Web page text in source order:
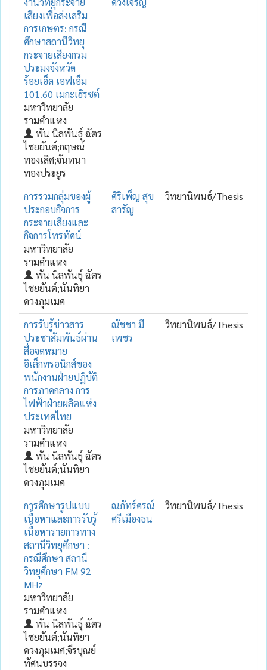
เสียงเพื่อส่งเสริม
การเกษตร: กรณี
ศึกษาสถานีวิทยุ
กระจายเสียงกรม
ประมงจังหวัด
ร้อยเอ็ด เอฟเอ็ม
101.60 เมกะเฮิรซต์
มหาวิทยาลัย
รามคำแหง
พัน นิลพันธุ์ ฉัตร
ไชยยันต์;กฤษณ์
ทองเลิศ;จันทนา
ทองประยูร
การรวมกลุ่มของผู้
ประกอบกิจการ
กระจายเสียงและ
กิจการโทรทัศน์
มหาวิทยาลัย
รามคำแหง
พัน นิลพันธุ์ ฉัตร
ไชยยันต์;นันทิยา
ดวงภุมเมศ
ศิริเพ็ญ สุข
สารัญ
วิทยานิพนธ์/Thesis
การรับรู้ข่าวสาร
ประชาสัมพันธ์ผ่าน
สื่อจดหมาย
อิเล็กทรอนิกส์ของ
พนักงานฝ่ายปฏิบัติ
การภาคกลาง การ
ไฟฟ้าฝ่ายผลิตแห่ง
ประเทศไทย
มหาวิทยาลัย
รามคำแหง
พัน นิลพันธุ์ ฉัตร
ไชยยันต์;นันทิยา
ดวงภุมเมศ
ณัชชา มี
เพชร
วิทยานิพนธ์/Thesis
การศึกษารูปแบบ
เนื้อหาและการรับรู้
เนื้อหารายการทาง
สถานีวิทยุศึกษา :
กรณีศึกษา สถานี
วิทยุศึกษา FM 92
MHz
มหาวิทยาลัย
รามคำแหง
พัน นิลพันธุ์ ฉัตร
ไชยยันต์;นันทิยา
ดวงภุมเมศ;จีรบุณย์
ทัศนบรรจง
ณภัทร์ศรณ์
ศรีเมืองธน
วิทยานิพนธ์/Thesis